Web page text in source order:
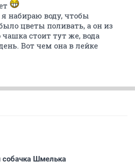
набираю воду, чтобы
цветы поливать, а он из
стоит тут же, вода
Вот чем она в лейке
собачка Шмелька